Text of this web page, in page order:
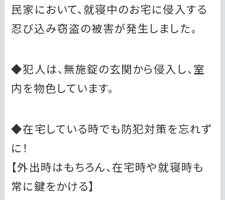
民家において、就寝中のお宅に侵入する
忍び込み窃盗の被害が発生しました。
◆犯人は、無施錠の玄関から侵入し、室
内を物色しています。
◆在宅している時でも防犯対策を忘れず
に！
【外出時はもちろん、在宅時や就寝時も
常に鍵をかける】